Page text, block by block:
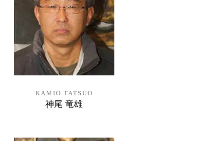
KAMIO TATSUO
神尾 竜雄